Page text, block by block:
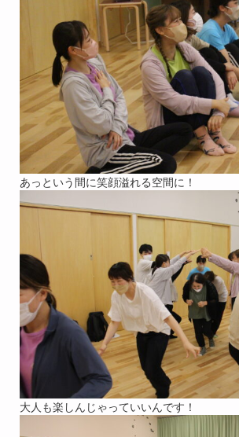
あっという間に笑顔溢れる空間に！
大人も楽しんじゃっていいんです！